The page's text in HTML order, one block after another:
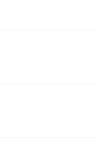
知识。 从讲解效果上
动性，展示出老师良好